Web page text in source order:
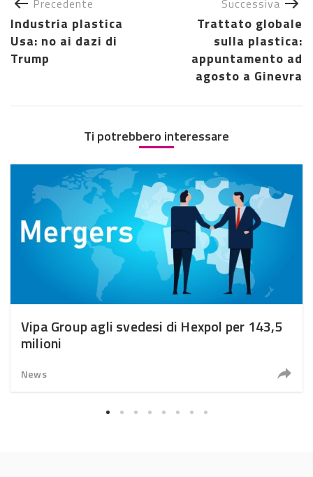
Precedente
Industria plastica
Usa: no ai dazi di
Trump
Successiva
Trattato globale
sulla plastica:
appuntamento ad
agosto a Ginevra
Ti potrebbero interessare
Vipa Group agli svedesi di Hexpol per 143,5
milioni
News